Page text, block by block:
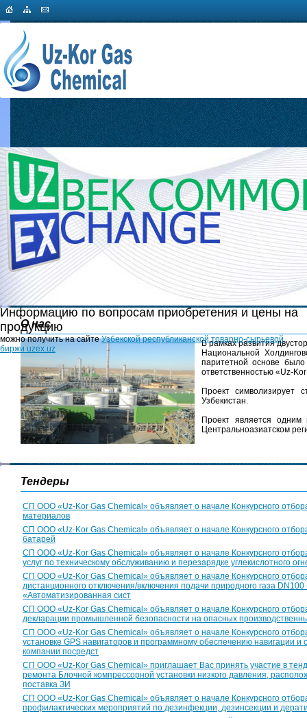
Информацию по вопросам приобретения и цены на
продукцию
можно получить на сайтеУзбекской республиканской товарно-сырьевой
биржи uzex.uz
О нас
В рамках развития
Национальной
паритетной основе
ответственностью «Uz-
Проект символизирует
Узбекистан.
Проект является
Центральноазиатском
Тендеры
СП ООО «Uz-Kor Gas Chemical» объявляет о начале Конкурсного
материалов
СП ООО «Uz-Kor Gas Chemical» объявляет о начале Конкурсного
батарей
СП ООО «Uz-Kor Gas Chemical» объявляет о начале Конкурсного
услуг по техническому обслуживанию и перезарядке углекислотного
СП ООО «Uz-Kor Gas Chemical» объявляет о начале Конкурсного
дистанционного отключения/включения подачи природного газа
«Автоматизированная сист
СП ООО «Uz-Kor Gas Chemical» объявляет о начале Конкурсного
декларации промышленной безопасности на опасных
СП ООО «Uz-Kor Gas Chemical» объявляет о начале Конкурсного
установке GPS навигаторов и программному обеспечению навигации
компании посредст
CП ООО «Uz-Kor Gas Chemical» приглашает Вас принять участие в
ремонта Блочной компрессорной установки низкого давления,
поставка ЗИ
СП ООО «Uz-Kor Gas Chemical» объявляет о начале Конкурсного
профилактических мероприятий по дезинфекции, дезинсекции и